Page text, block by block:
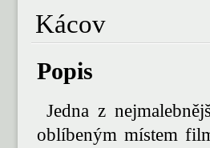
Kácov
Popis
Jedna z
oblíbeným místem